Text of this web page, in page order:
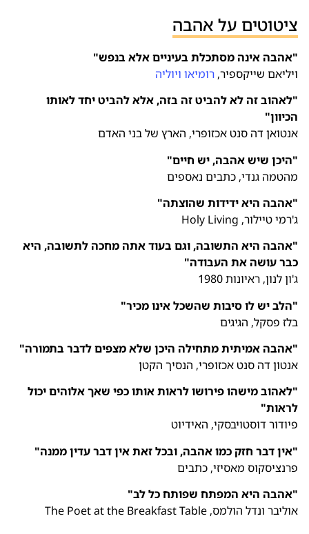
ציטוטים על אהבה
"אהבה אינה מסתכלת בעיניים אלא בנפש"
ויליאם שייקספיר, רומיאו ויוליה
"לאהוב זה לא להביט זה בזה, אלא להביט יחד לאותו
הכיוון"
אנטואן דה סנט אכזופרי, הארץ של בני האדם
"היכן שיש אהבה, יש חיים"
מהטמה גנדי, כתבים נאספים
"אהבה היא ידידות שהוצתה"
ג'רמי טיילור, Holy Living
"אהבה היא התשובה, וגם בעוד אתה מחכה לתשובה, היא
כבר עושה את העבודה"
ג'ון לנון, ראיונות 1980
"הלב יש לו סיבות שהשכל אינו מכיר"
בלז פסקל, הגיגים
"אהבה אמיתית מתחילה היכן שלא מצפים לדבר בתמורה"
אנטון דה סנט אכזופרי, הנסיך הקטן
"לאהוב מישהו פירושו לראות אותו כפי שאך אלוהים יכול
לראות"
פיודור דוסטויבסקי, האידיוט
"אין דבר חזק כמו אהבה, ובכל זאת אין דבר עדין ממנה"
פרנציסקוס מאסיזי, כתבים
"אהבה היא המפתח שפותח כל לב"
אוליבר ונדל הולמס, The Poet at the Breakfast Table